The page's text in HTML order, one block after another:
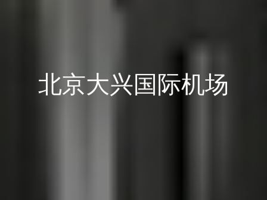
北京大兴国际机场